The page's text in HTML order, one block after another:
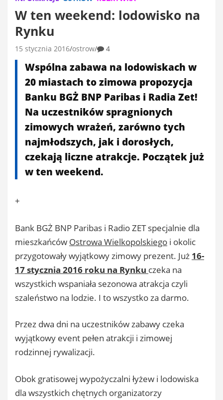
W ten weekend: lodowisko na
Rynku
15 stycznia 2016 ostrow 4
Wspólna zabawa na lodowiskach w
20 miastach to zimowa propozycja
Banku BGŻ BNP Paribas i Radia Zet!
Na uczestników spragnionych
zimowych wrażeń, zarówno tych
najmłodszych, jak i dorosłych,
czekają liczne atrakcje. Początek już
w ten weekend.
+
Bank BGŻ BNP Paribas i Radio ZET specjalnie dla
mieszkańców Ostrowa Wielkopolskiego i okolic
przygotowały wyjątkowy zimowy prezent. Już 16-
17 stycznia 2016 roku na Rynku czeka na
wszystkich wspaniała sezonowa atrakcja czyli
szaleństwo na lodzie. I to wszystko za darmo.
Przez dwa dni na uczestników zabawy czeka
wyjątkowy event pełen atrakcji i zimowej
rodzinnej rywalizacji.
Obok gratisowej wypożyczalni łyżew i lodowiska
dla wszystkich chętnych organizatorzy